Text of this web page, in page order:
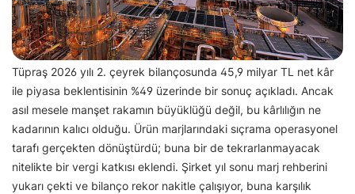
Tüpraş 2026 yılı 2. çeyrek bilançosunda 45,9 milyar TL net kâr
ile piyasa beklentisinin %49 üzerinde bir sonuç açıkladı. Ancak
asıl mesele manşet rakamın büyüklüğü değil, bu kârlılığın ne
kadarının kalıcı olduğu. Ürün marjlarındaki sıçrama operasyonel
tarafı gerçekten dönüştürdü; buna bir de tekrarlanmayacak
nitelikte bir vergi katkısı eklendi. Şirket yıl sonu marj rehberini
yukarı çekti ve bilanço rekor nakitle çalışıyor, buna karşılık